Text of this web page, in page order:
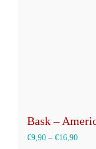
Bask –
€9,90 – €16,90